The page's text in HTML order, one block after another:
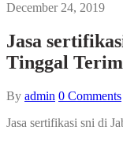
December 24, 2019
Jasa
Tinggal
By admin 0 Comments
Jasa sertifikasi sni di